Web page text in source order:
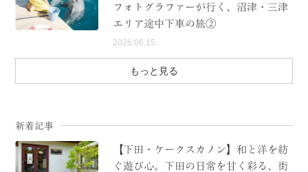
フォトグラファーが行く、沼津・三津
エリア途中下車の旅②
2026.06.15
もっと見る
新着記事
【下田・ケークスカノン】和と洋を紡
ぐ遊び心。下田の日常を甘く彩る、街